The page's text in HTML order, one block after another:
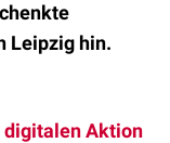
Leipzig hin.
Aktion